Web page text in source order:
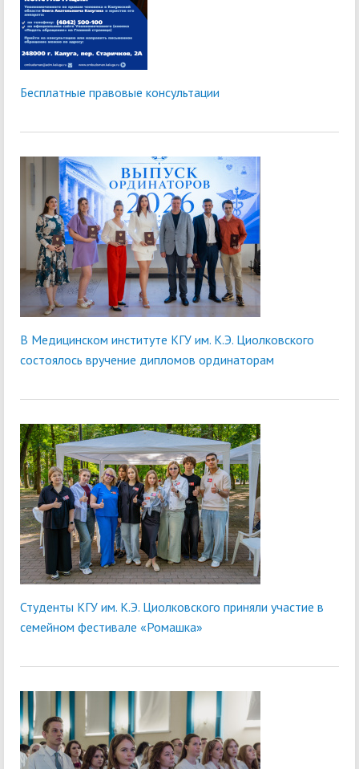
Бесплатные правовые консультации
В Медицинском институте КГУ им. К.Э. Циолковского
состоялось вручение дипломов ординаторам
Студенты КГУ им. К.Э. Циолковского приняли участие в
семейном фестивале «Ромашка»